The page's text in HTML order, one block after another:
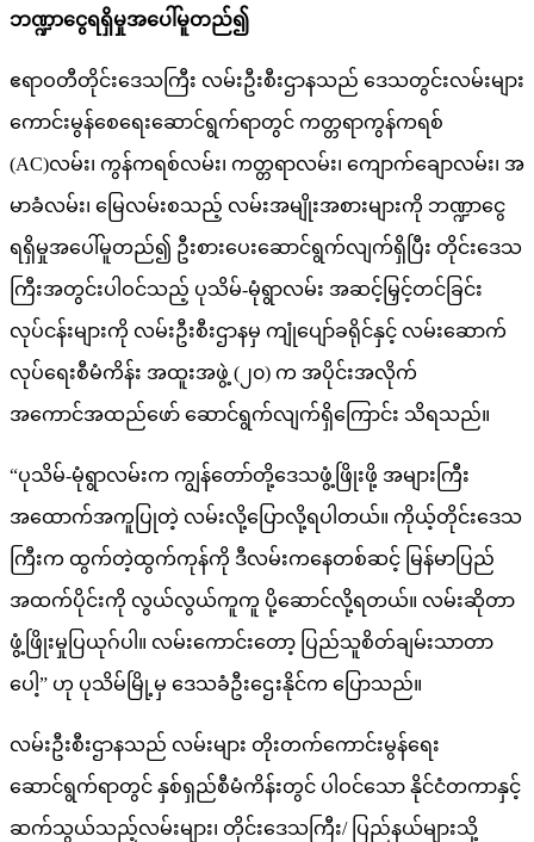
ဘဏ္ဍာငွေရရှိမှုအပေါ်မူတည်၍
ဧရာဝတီတိုင်းဒေသကြီး လမ်းဦးစီးဌာနသည် ဒေသတွင်းလမ်းများ
ကောင်းမွန်စေရေးဆောင်ရွက်ရာတွင် ကတ္တရာကွန်ကရစ်
(AC)လမ်း၊ ကွန်ကရစ်လမ်း၊ ကတ္တရာလမ်း၊ ကျောက်ချောလမ်း၊ အ
မာခံလမ်း၊ မြေလမ်းစသည့် လမ်းအမျိုးအစားများကို ဘဏ္ဍာငွေ
ရရှိမှုအပေါ်မူတည်၍ ဦးစားပေးဆောင်ရွက်လျက်ရှိပြီး တိုင်းဒေသ
ကြီးအတွင်းပါဝင်သည့် ပုသိမ်-မုံရွာလမ်း အဆင့်မြှင့်တင်ခြင်း
လုပ်ငန်းများကို လမ်းဦးစီးဌာနမှ ကျုံပျော်ခရိုင်နှင့် လမ်းဆောက်
လုပ်ရေးစီမံကိန်း အထူးအဖွဲ့ (၂၀) က အပိုင်းအလိုက်
အကောင်အထည်ဖော် ဆောင်ရွက်လျက်ရှိကြောင်း သိရသည်။
“ပုသိမ်-မုံရွာလမ်းက ကျွန်တော်တို့ဒေသဖွံ့ဖြိုးဖို့ အများကြီး
အထောက်အကူပြုတဲ့ လမ်းလို့ပြောလို့ရပါတယ်။ ကိုယ့်တိုင်းဒေသ
ကြီးက ထွက်တဲ့ထွက်ကုန်ကို ဒီလမ်းကနေတစ်ဆင့် မြန်မာပြည်
အထက်ပိုင်းကို လွယ်လွယ်ကူကူ ပို့ဆောင်လို့ရတယ်။ လမ်းဆိုတာ
ဖွံ့ဖြိုးမှုပြယုဂ်ပါ။ လမ်းကောင်းတော့ ပြည်သူစိတ်ချမ်းသာတာ
ပေါ့” ဟု ပုသိမ်မြို့မှ ဒေသခံဦးဌေးနိုင်က ပြောသည်။
လမ်းဦးစီးဌာနသည် လမ်းများ တိုးတက်ကောင်းမွန်ရေး
ဆောင်ရွက်ရာတွင် နှစ်ရှည်စီမံကိန်းတွင် ပါဝင်သော နိုင်ငံတကာနှင့်
ဆက်သွယ်သည့်လမ်းများ၊ တိုင်းဒေသကြီး/ ပြည်နယ်များသို့